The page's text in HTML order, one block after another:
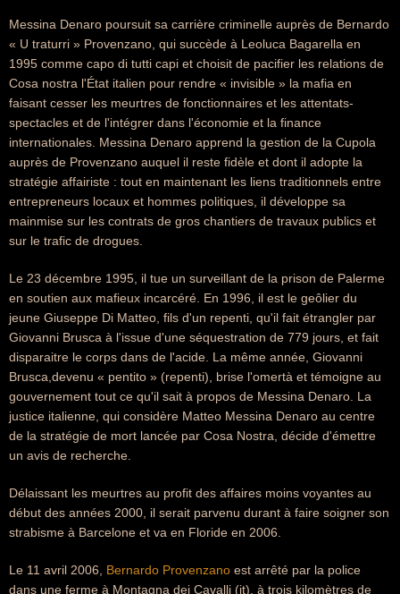
Messina Denaro poursuit sa carrière criminelle auprès de Bernardo
« U traturri » Provenzano, qui succède à Leoluca Bagarella en
1995 comme capo di tutti capi et choisit de pacifier les relations de
Cosa nostra l'État italien pour rendre « invisible » la mafia en
faisant cesser les meurtres de fonctionnaires et les attentats-
spectacles et de l'intégrer dans l'économie et la finance
internationales. Messina Denaro apprend la gestion de la Cupola
auprès de Provenzano auquel il reste fidèle et dont il adopte la
stratégie affairiste : tout en maintenant les liens traditionnels entre
entrepreneurs locaux et hommes politiques, il développe sa
mainmise sur les contrats de gros chantiers de travaux publics et
sur le trafic de drogues.
Le 23 décembre 1995, il tue un surveillant de la prison de Palerme
en soutien aux mafieux incarcéré. En 1996, il est le geôlier du
jeune Giuseppe Di Matteo, fils d'un repenti, qu'il fait étrangler par
Giovanni Brusca à l'issue d'une séquestration de 779 jours, et fait
disparaitre le corps dans de l'acide. La même année, Giovanni
Brusca,devenu « pentito » (repenti), brise l'omertà et témoigne au
gouvernement tout ce qu'il sait à propos de Messina Denaro. La
justice italienne, qui considère Matteo Messina Denaro au centre
de la stratégie de mort lancée par Cosa Nostra, décide d'émettre
un avis de recherche.
Délaissant les meurtres au profit des affaires moins voyantes au
début des années 2000, il serait parvenu durant à faire soigner son
strabisme à Barcelone et va en Floride en 2006.
Le 11 avril 2006, Bernardo Provenzano est arrêté par la police
dans une ferme à Montagna dei Cavalli (it), à trois kilomètres de